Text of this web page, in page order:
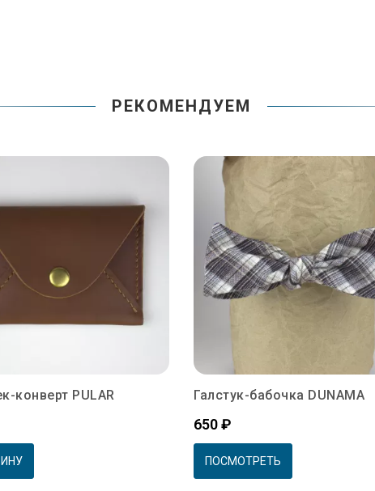
РЕКОМЕНДУЕМ
конверт PULAR Галстук-бабочка DUNAMA
Цена
650 ₽
ПОСМОТРЕТЬ